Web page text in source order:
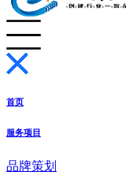
首页
服务项目
品牌策划